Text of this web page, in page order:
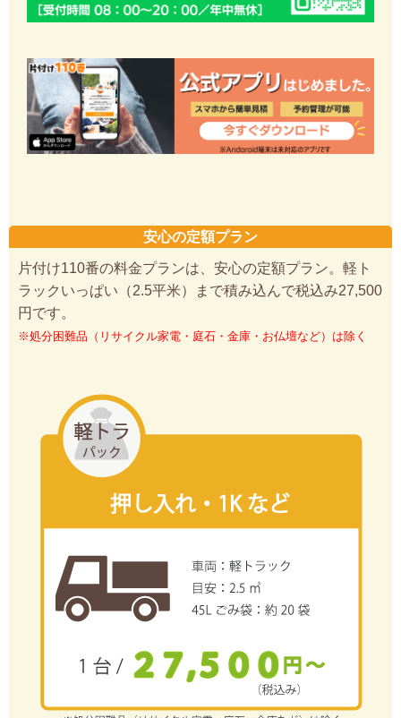
安心の定額プラン
片付け110番の料金プランは、安心の定額プラン。軽ト
ラックいっぱい（2.5平米）まで積み込んで税込み27,500
円です。
※処分困難品（リサイクル家電・庭石・金庫・お仏壇など）は除く